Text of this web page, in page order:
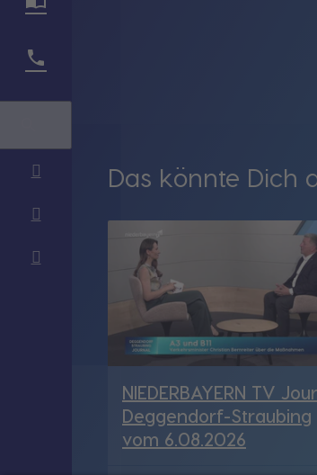
Das könnte Dich
NIEDERBAYERN TV
Deggendorf-Straubing
vom 6.08.2026